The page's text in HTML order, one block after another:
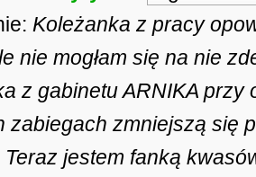
Koleżanka z pracy
nie mogłam się na nie
z gabinetu ARNIKA przy
zabiegach zmniejszą się
Teraz jestem fanką